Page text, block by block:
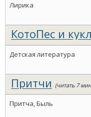
Лирика
КотоПес и
Детская литература
Притчи (читать 7
Притча, Быль